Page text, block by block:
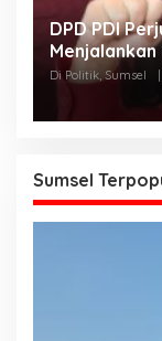
DPD PDI
Di Politik, Sumsel
Sumsel